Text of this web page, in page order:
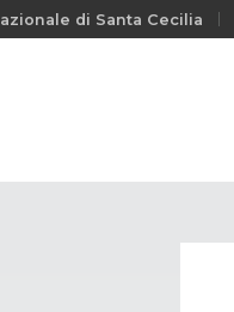
di Santa Cecilia